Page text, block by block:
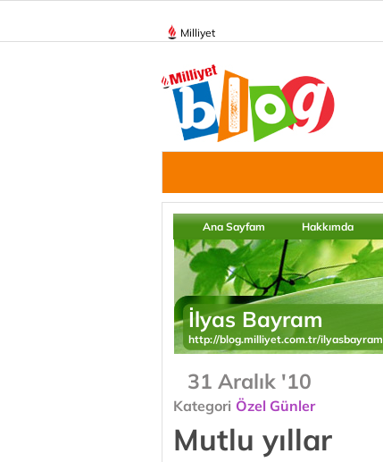
Milliyet
Ana Sayfam Hakkımda
İlyas Bayram
http://blog.milliyet.com.tr/ilyasbayram
31 Aralık '10
Kategori Özel Günler
Mutlu yıllar